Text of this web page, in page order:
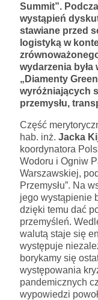
Summit”.
wystąpień
stawiane przed
logistyką w
wydarzenia
„Diamenty
wyróżniających
przemysłu,
Część
hab. inż. Jacka
koordynatora
Wodoru i Ogniw
Warszawskiej,
Przemysłu”. Na
jego wystąpienie
dzięki temu dać
przemyśleń.
walutą staje się
występuje
borykamy się
występowania
pandemicznych
wypowiedzi